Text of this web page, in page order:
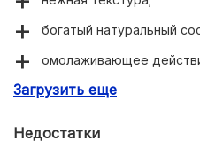
богатый натуральный
омолаживающее
подходит для
Загрузить еще
Недостатки